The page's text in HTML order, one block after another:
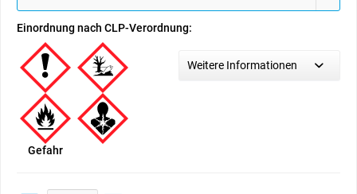
Einordnung nach CLP-Verordnung:
Gefahr
Weitere Informationen